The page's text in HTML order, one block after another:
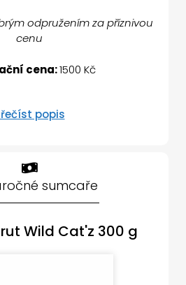
odpružením za příznivou
cenu
cena:1500 Kč
popis
sumcaře
Wild Cat'z 300 g